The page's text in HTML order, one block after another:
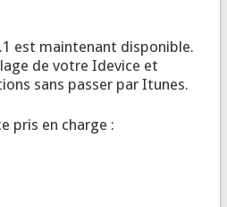
est maintenant disponible.
de votre Idevice et
sans passer par Itunes.
pris en charge :